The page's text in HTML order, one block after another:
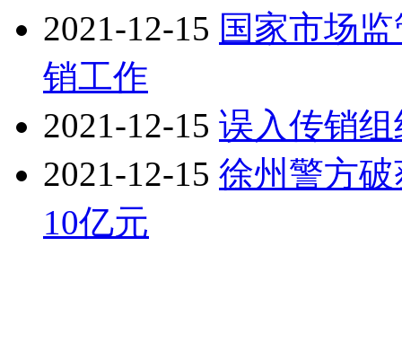
2021-12-15 国家市场
销工作
2021-12-15 误入传销
2021-12-15 徐州警方
10亿元